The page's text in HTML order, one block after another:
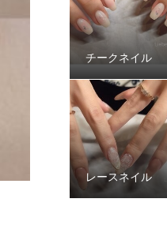
チークネイル
レースネイル